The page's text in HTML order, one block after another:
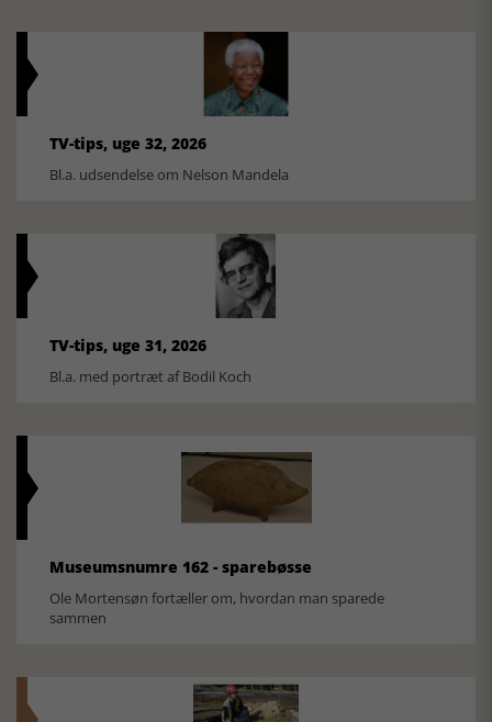
TV-tips, uge 32, 2026
Bl.a. udsendelse om Nelson Mandela
TV-tips, uge 31, 2026
Bl.a. med portræt af Bodil Koch
Museumsnumre 162 - sparebøsse
Ole Mortensøn fortæller om, hvordan man sparede
sammen